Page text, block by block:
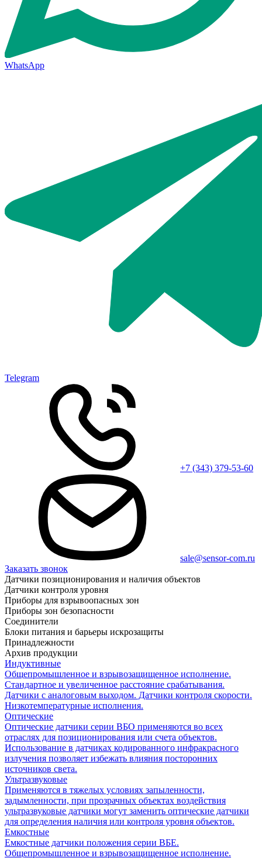
WhatsApp
Telegram
+7 (343) 379-53-60
sale@sensor-com.ru
Заказать звонок
Датчики позиционирования и наличия объектов
Датчики контроля уровня
Приборы для взрывоопасных зон
Приборы зон безопасности
Соединители
Блоки питания и барьеры искрозащиты
Принадлежности
Архив продукции
Индуктивные
Общепромышленное и взрывозащищенное исполнение.
Стандартное и увеличенное расстояние срабатывания.
Датчики с аналоговым выходом. Датчики контроля скорости.
Низкотемпературные исполнения.
Оптические
Оптические датчики серии ВБО применяются во всех
отраслях для позиционирования или счета объектов.
Использование в датчиках кодированного инфракрасного
излучения позволяет избежать влияния посторонних
источников света.
Ультразвуковые
Применяются в тяжелых условиях запыленности,
задымленности, при прозрачных объектах воздействия
ультразвуковые датчики могут заменить оптические датчики
для определения наличия или контроля уровня объектов.
Емкостные
Емкостные датчики положения серии ВБЕ.
Общепромышленное и взрывозащищенное исполнение.